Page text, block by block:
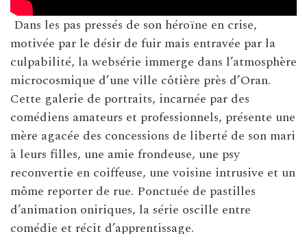
Dans les pas pressés de son héroïne en crise,
motivée par le désir de fuir mais entravée par la
culpabilité, la websérie immerge dans l’atmosphère
microcosmique d’une ville côtière près d’Oran.
Cette galerie de portraits, incarnée par des
comédiens amateurs et professionnels, présente une
mère agacée des concessions de liberté de son mari
à leurs filles, une amie frondeuse, une psy
reconvertie en coiffeuse, une voisine intrusive et un
môme reporter de rue. Ponctuée de pastilles
d’animation oniriques, la série oscille entre
comédie et récit d’apprentissage.